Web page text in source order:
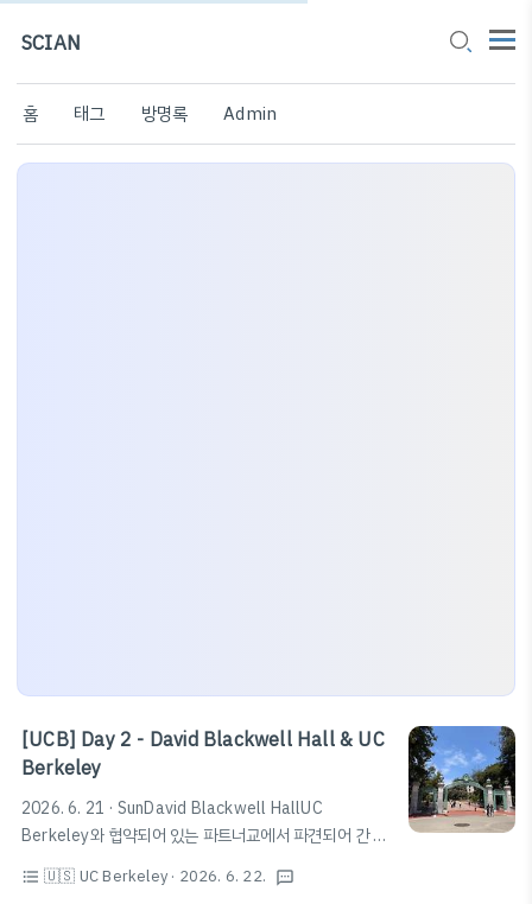
SCIAN
홈 태그 방명록 Admin
[UCB] Day 2 - David Blackwell Hall & UC
Berkeley
2026. 6. 21 · SunDavid Blackwell HallUC
Berkeley와 협약되어 있는 파트너교에서 파견되어 간 것
으로, 자칭 'Premium-style rooms'라는 David
Blackwell Hall 기숙사에 배정되어 두 달간 생활하게 되
format_list_bulleted 🇺🇸 UC Berkeley · 2026. 6. 22. textsms